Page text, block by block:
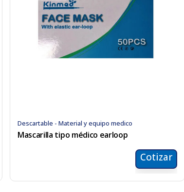
Descartable - Material y equipo medico
Mascarilla tipo médico earloop
Cotizar